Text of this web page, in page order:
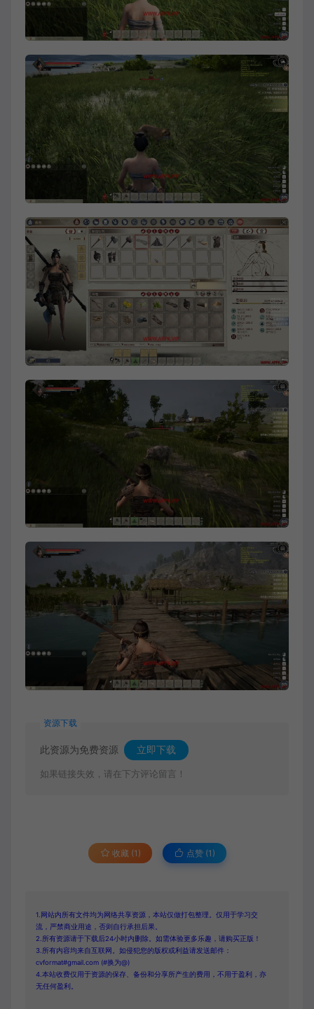
资源下载
此资源为免费资源 立即下载
如果链接失效，请在下方评论留言！
收藏 (1) 点赞 (1 )
1.网站内所有文件均为网络共享资源，本站仅做打包整理。仅用于学习交
流，严禁商业用途，否则自行承担后果。
2.所有资源请于下载后24小时内删除。如需体验更多乐趣，请购买正版！
3.所有内容均来自互联网。如侵犯您的版权或利益请发送邮件：
cvformat#gmail.com (#换为@)
4.本站收费仅用于资源的保存、备份和分享所产生的费用，不用于盈利，亦
无任何盈利。